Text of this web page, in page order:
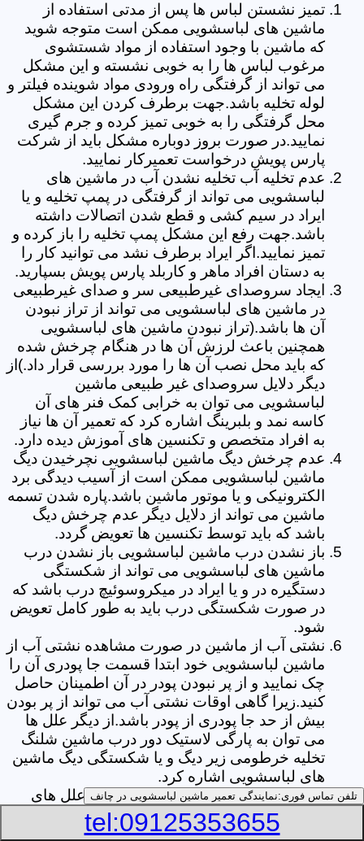
تمیز نشستن لباس ها پس از مدتی استفاده از
ماشین های لباسشویی ممکن است متوجه شوید
که ماشین با وجود استفاده از مواد شستشوی
مرغوب لباس ها را به خوبی نشسته و این مشکل
می تواند از گرفتگی راه ورودی مواد شوینده فیلتر و
لوله تخلیه باشد.جهت برطرف کردن این مشکل
محل گرفتگی را به خوبی تمیز کرده و جرم گیری
نمایید.در صورت بروز دوباره مشکل باید از شرکت
پارس پویش درخواست تعمیرکار نمایید.
عدم تخلیه آب تخلیه نشدن آب در ماشین های
لباسشویی می تواند از گرفتگی در پمپ تخلیه و یا
ایراد در سیم کشی و قطع شدن اتصالات داشته
باشد.جهت رفع این مشکل پمپ تخلیه را باز کرده و
تمیز نمایید.اگر ایراد برطرف نشد می توانید کار را
به دستان افراد ماهر و کاربلد پارس پویش بسپارید.
ایجاد سروصدای غیرطبیعی سر و صدای غیرطبیعی
در ماشین های لباسشویی می تواند از تراز نبودن
آن ها باشد.(تراز نبودن ماشین های لباسشویی
همچنین باعث لرزش آن ها در هنگام چرخش شده
که باید محل نصب آن ها را مورد بررسی قرار داد.)از
دیگر دلایل سروصدای غیر طبیعی ماشین
لباسشویی می توان به خرابی کمک فنر های آن
کاسه نمد و بلبرینگ اشاره کرد که تعمیر آن ها نیاز
به افراد متخصص و تکنسین های آموزش دیده دارد.
عدم چرخش دیگ ماشین لباسشویی نچرخیدن دیگ
ماشین لباسشویی ممکن است از آسیب دیدگی برد
الکترونیکی و یا موتور ماشین باشد.پاره شدن تسمه
ماشین می تواند از دلایل دیگر عدم چرخش دیگ
باشد که باید توسط تکنسین ها تعویض گردد.
باز نشدن درب ماشین لباسشویی باز نشدن درب
ماشین های لباسشویی می تواند از شکستگی
دستگیره در و یا ایراد در میکروسوئیچ درب باشد که
در صورت شکستگی درب باید به طور کامل تعویض
شود.
نشتی آب از ماشین در صورت مشاهده نشتی آب از
ماشین لباسشویی خود ابتدا قسمت جا پودری آن را
چک نمایید و از پر نبودن پودر در آن اطمینان حاصل
کنید.زیرا گاهی اوقات نشتی آب می تواند از پر بودن
بیش از حد جا پودری از پودر باشد.از دیگر علل ها
می توان به پارگی لاستیک دور درب ماشین شلنگ
تخلیه خرطومی زیر دیگ و یا شکستگی دیگ ماشین
های لباسشویی اشاره کرد.
خشک نکردن لباس ها یکی از بیشترین علل های
خشک نکردن لباس ها توسط ماشین های
لباسشویی پر کردن دیگ آن ها بیش از حد ظرفیت
تلفن تماس فوری:نمایندگی تعمیر ماشین لباسشویی در چانف
tel:09125353655